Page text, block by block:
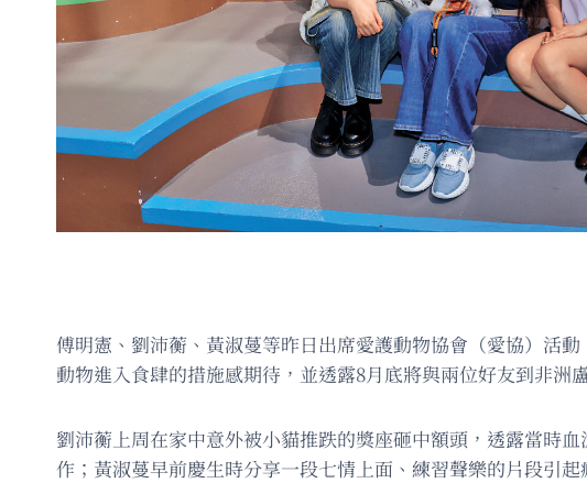
傅明憲、劉沛蘅、黃淑蔓等昨日出席愛護動物協會（愛協）活
動物進入食肆的措施感期待，並透露8月底將與兩位好友到非洲
劉沛蘅上周在家中意外被小貓推跌的獎座砸中額頭，透露當時
作；黃淑蔓早前慶生時分享一段七情上面、練習聲樂的片段引